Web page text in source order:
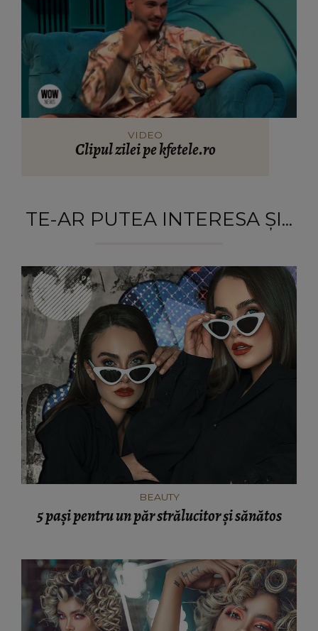
VIDEO
Clipul zilei pe kfetele.ro
TE-AR PUTEA INTERESA ȘI...
BEAUTY
5 pași pentru un păr strălucitor și sănătos